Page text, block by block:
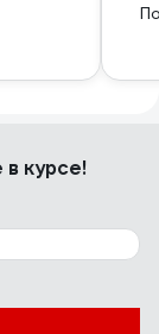
курсе!